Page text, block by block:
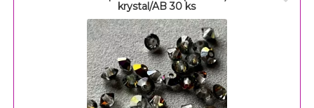
krystal/AB 30 ks